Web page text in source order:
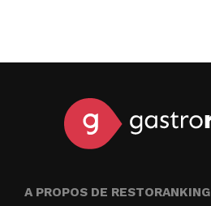
A PROPOS DE RESTORANKING